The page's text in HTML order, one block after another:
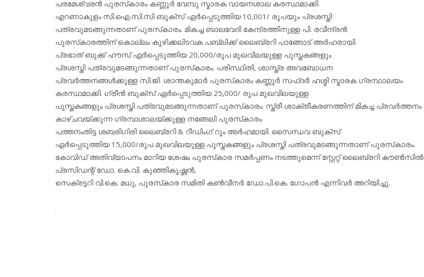
പരമേശ്വരന്‍ പുരസ്‌കാരം കണ്ണൂര്‍ വേമ്പു സ്മാരക വായനശാല കരസ്ഥമാക്കി.
എറണാകുളം സി.ഐ.സി.സി ബുക്‌സ് ഏര്‍പ്പെടുത്തിയ 10,001/ രൂപയും പ്രശസ്തി
പത്രവുമടങ്ങുന്നതാണ് പുരസ്‌കാരം. മികച്ച ബാലവേദി കേന്ദ്രത്തിനുള്ള പി. രവീന്ദ്രന്‍
പുരസ്‌കാരത്തിന് കൊല്ലം കുഴിക്കലിടവക പബ്ലിക്ക് ലൈബ്രറി പാങ്ങോട് അര്‍ഹരായി.
പ്രഭാത് ബുക്ക് ഹൗസ് ഏര്‍പ്പെടുത്തിയ 20,000/രൂപ മുഖവിലയുള്ള പുസ്തകങ്ങളും
പ്രശസ്തി പത്രവുമടങ്ങുന്നതാണ് പുരസ്‌കാരം. പരിസ്ഥിതി, ശാസ്ത്ര അവബോധന
പ്രവര്‍ത്തനങ്ങള്‍ക്കുള്ള സി.ജി. ശാന്തകുമാര്‍ പുരസ്‌കാരം കണ്ണൂര്‍ സഫ്ദര്‍ ഹശ്മി സ്മാരക ഗ്രന്ഥാലയം
കരസ്ഥമാക്കി. ഗ്രീന്‍ ബുക്‌സ് ഏര്‍പ്പെടുത്തിയ 25,000/ രൂപ മുഖവിലയുള്ള
പുസ്തകങ്ങളും പ്രശസ്തി പത്രവുമടങ്ങുന്നതാണ് പുരസ്‌കാരം. സ്ത്രീ ശാക്തീകരണത്തിന് മികച്ച പ്രവര്‍ത്തനം
കാഴ്ചവയ്ക്കുന്ന ഗ്രന്ഥശാലയ്ക്കുള്ള നങ്ങേലി പുരസ്‌കാരം
പത്തനംതിട്ട ശബരിഗിരി ലൈബ്രറി & റീഡിംഗ് റൂം അര്‍ഹമായി. സൈന്ധവ ബുക്‌സ്
ഏര്‍പ്പെടുത്തിയ 15,000/രൂപ മുഖവിലയുള്ള പുസ്തകങ്ങളും പ്രശസ്തി പത്രവുമടങ്ങുന്നതാണ് പുരസ്‌കാരം.
കോവിഡ് അതിവ്യാപനം മാറിയ ശേഷം പുരസ്‌കാര സമര്‍പ്പണം നടത്തുമെന്ന് സ്റ്റേറ്റ് ലൈബ്രറി കൗണ്‍സില്‍
പ്രസിഡന്റ് ഡോ. കെ.വി. കുഞ്ഞികൃഷ്ണന്‍,
സെക്രട്ടറി വി.കെ. മധു, പുരസ്‌കാര സമിതി കണ്‍വീനര്‍ ഡോ.പി.കെ. ഗോപന്‍ എന്നിവര്‍ അറിയിച്ചു.